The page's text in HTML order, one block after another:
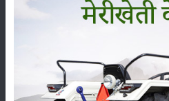
कृषि यंत्र
सम्पादकीय